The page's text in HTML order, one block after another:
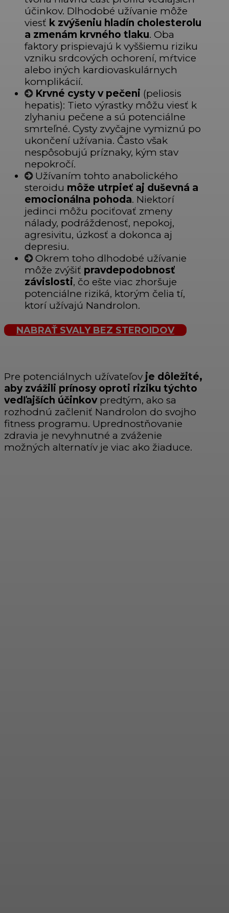
účinkov. Dlhodobé užívanie môže
viesť k zvýšeniu hladín cholesterolu
a zmenám krvného tlaku. Oba
faktory prispievajú k vyššiemu riziku
vzniku srdcových ochorení, mŕtvice
alebo iných kardiovaskulárnych
komplikácií.
Krvné cysty v pečeni (peliosis
hepatis): Tieto výrastky môžu viesť k
zlyhaniu pečene a sú potenciálne
smrteľné. Cysty zvyčajne vymiznú po
ukončení užívania. Často však
nespôsobujú príznaky, kým stav
nepokročí.
Užívaním tohto anabolického
steroidu môže utrpieť aj duševná a
emocionálna pohoda. Niektorí
jedinci môžu pociťovať zmeny
nálady, podráždenosť, nepokoj,
agresivitu, úzkosť a dokonca aj
depresiu.
Okrem toho dlhodobé užívanie
môže zvýšiť pravdepodobnosť
závislosti, čo ešte viac zhoršuje
potenciálne riziká, ktorým čelia tí,
ktorí užívajú Nandrolon.
NABRAŤ SVALY BEZ STEROIDOV
Pre potenciálnych užívateľov je dôležité,
aby zvážili prínosy oproti riziku týchto
vedľajších účinkovpredtým, ako sa
rozhodnú začleniť Nandrolon do svojho
fitness programu. Uprednostňovanie
zdravia je nevyhnutné a zváženie
možných alternatív je viac ako žiaduce.